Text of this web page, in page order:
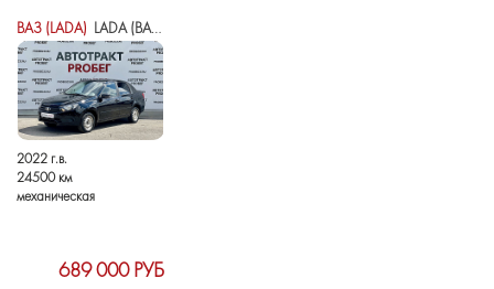
ВАЗ (LADA) LADA (ВАЗ) GRANTA I РЕСТАЙЛИНГ
2022 г.в.
24500 км
механическая
689 000 РУБ